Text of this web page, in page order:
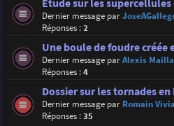
Etude sur les supercellules
Dernier message par
Réponses :2
Une boule de foudre créée
Dernier message parAlexis
Réponses :4
Dossier sur les tornades
Dernier message par Romain
Réponses :35